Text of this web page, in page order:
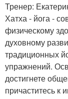
Тренер:
Хатха - йога -
физическому
духовному
традиционных
упражнений.
достигнете
причаститесь к